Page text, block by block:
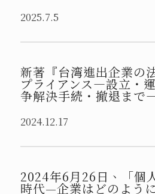
2025.7.5
新著『台湾進出企業の
プライアンス―設立・
争解決手続・撤退まで
2024.12.17
2024年6月26日、「個
時代—企業はどのよう